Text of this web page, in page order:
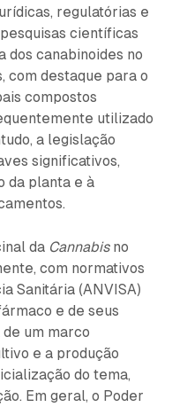
regulatórias e
científicas
canabinoides no
com destaque para o
compostos
utilizado
a legislação
significativos,
da planta e à
da Cannabisno
com normativos
Sanitária (ANVISA)
e de seus
de um marco
e a produção
do tema,
Em geral, o Poder